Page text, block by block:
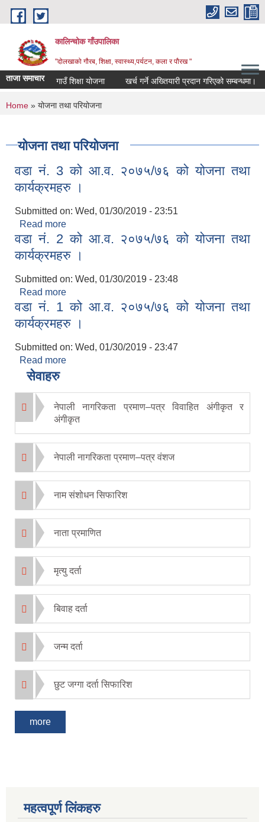
Skip to main content
कालिन्चोक गाँउपालिका
"दोलखाको गौरब, शिक्षा, स्वास्थ्य,पर्यटन, कला र पौरख "
ताजा समाचार गाउँ शिक्षा योजना खर्च गर्ने अख्तियारी प्रदान गरिएको सम्बन्धमा।
You are here
Home » योजना तथा परियोजना
योजना तथा परियोजना
वडा नं. 3 को आ.व. २०७५/७६ को योजना तथा
कार्यक्रमहरु ।
Submitted on: Wed, 01/30/2019 - 23:51
Read more
कार्यक्रमहरु ।
वडा नं. 2 को आ.व. २०७५/७६ को योजना तथा
कार्यक्रमहरु ।
Submitted on: Wed, 01/30/2019 - 23:48
Read more
कार्यक्रमहरु ।
वडा नं. 1 को आ.व. २०७५/७६ को योजना तथा
कार्यक्रमहरु ।
Submitted on: Wed, 01/30/2019 - 23:47
Read more
सेवाहरु
नेपाली नागरिकता प्रमाण–पत्र विवाहित अंगीकृत र
अंगीकृत
नेपाली नागरिकता प्रमाण–पत्र वंशज
नाम संशोधन सिफारिश
नाता प्रमाणित
मृत्यु दर्ता
बिवाह दर्ता
जन्म दर्ता
छुट जग्गा दर्ता सिफारिश
more
महत्वपूर्ण लिंकहरु